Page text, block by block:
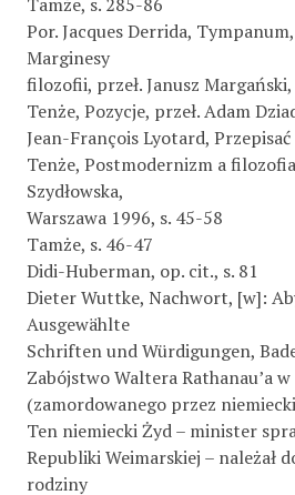
Por. Jacques Derrida,
Marginesy
filozofii, przeł. Janusz
Tenże, Pozycje, przeł. Adam
Jean-François Lyotard,
Tenże, Postmodernizm a
Szydłowska,
Warszawa 1996, s. 45-58
Tamże, s. 46-47
Didi-Huberman, op. cit., s. 81
Dieter Wuttke, Nachwort, [w]:
Ausgewählte
Schriften und Würdigungen,
Zabójstwo Waltera Rathanau’a
(zamordowanego przez
Ten niemiecki Żyd – minister
Republiki Weimarskiej – należał
rodziny